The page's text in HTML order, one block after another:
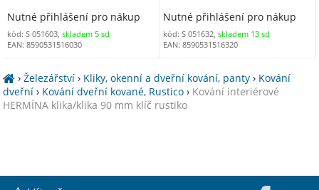
Nutné přihlášení pro nákup
kód: S 051603, skladem 5 sd
EAN: 8590531516030
Nutné přihlášení pro nákup
kód: S 051632,skladem 13 sd
EAN: 8590531516320
›Železářství › Kliky, okenní a dveřní kování, panty › Kování
dveřní › Kování dveřní kované, Rustico › Kování interiérové
HERMÍNA klika/klika 90 mm klíč rustiko